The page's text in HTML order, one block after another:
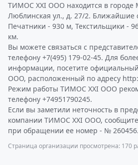
ТИМОС XXI ООО находится в городе
Люблинская ул., д. 27/2. Ближайшие
Печатники - 930 м, Текстильщики -
км.
Вы можете связаться с
телефону +7(495) 179-02-45. Для
информации, посетите
ООО, расположенный по адресу
Режим работы ТИМОС XXI ООО
телефону +74951790245.
Если вы заметили неточность в
компании ТИМОС XXI ООО, сообщите
при обращении ее номер - № 260456.
Страница организации просмотрена: 170